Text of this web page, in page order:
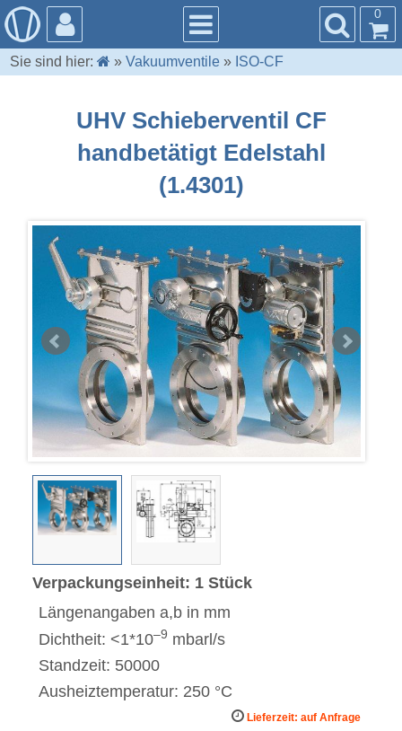
0
Sie sind hier: »Vakuumventile » ISO-CF
UHV Schieberventil CF
handbetätigt Edelstahl
(1.4301)
Verpackungseinheit: 1 Stück
Längenangaben a,b in mm
Dichtheit: <1*10–9 mbarl/s
Standzeit: 50000
Ausheiztemperatur: 250 °C
Lieferzeit: auf Anfrage